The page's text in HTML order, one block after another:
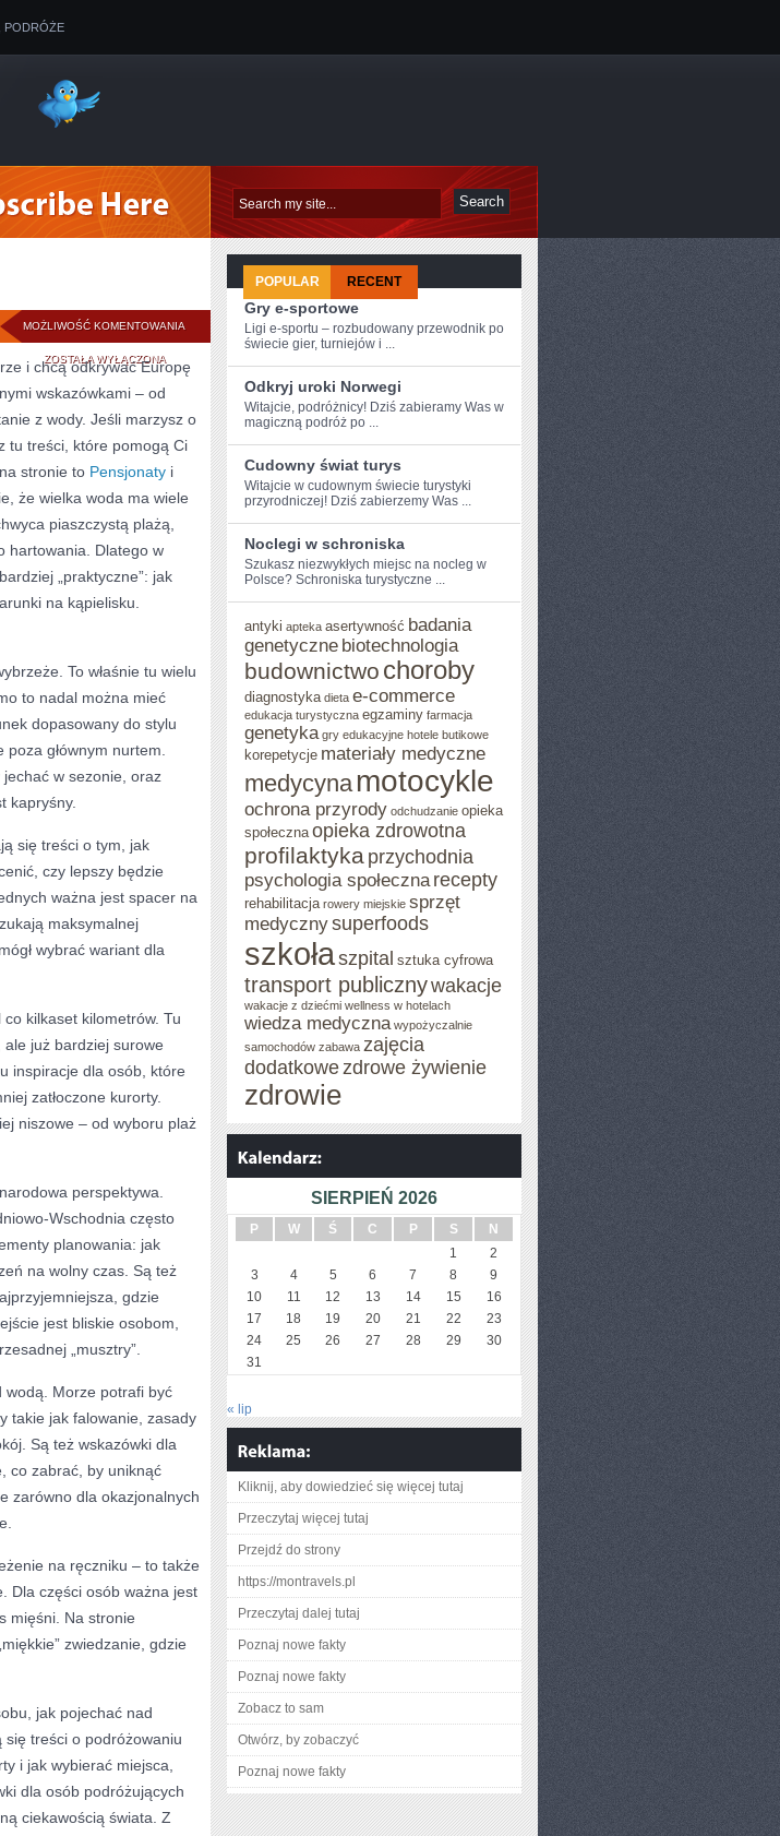
PODRÓŻE
MOŻLIWOŚĆ KOMENTOWANIA PLAŻE
PRZYJAZNE
ZWIERZAKOM
ZOSTAŁA WYŁĄCZONA
i chcą odkrywać Europę
wskazówkami – od
z wody. Jeśli marzysz o
tu treści, które pomogą Ci
stronie to Pensjonaty i
że wielka woda ma wiele
piaszczystą plażą,
hartowania. Dlatego w
„praktyczne”: jak
na kąpielisku.
To właśnie tu wielu
to nadal można mieć
dopasowany do stylu
głównym nurtem.
jechać w sezonie, oraz
kapryśny.
się treści o tym, jak
czy lepszy będzie
ważna jest spacer na
maksymalnej
wybrać wariant dla
kilkaset kilometrów. Tu
ale już bardziej surowe
inspiracje dla osób, które
zatłoczone kurorty.
niszowe – od wyboru plaż
perspektywa.
Wschodnia często
planowania: jak
na wolny czas. Są też
gdzie
jest bliskie osobom,
„musztry”.
wodą. Morze potrafi być
takie jak falowanie, zasady
Są też wskazówki dla
co zabrać, by uniknąć
zarówno dla okazjonalnych
na ręczniku – to także
Dla części osób ważna jest
mięśni. Na stronie
zwiedzanie, gdzie
jak pojechać nad
treści o podróżowaniu
i jak wybierać miejsca,
dla osób podróżujących
ciekawością świata. Z
POPULAR RECENT
Gry e-sportowe
Ligi e-sportu – rozbudowany przewodnik po
świecie gier, turniejów i ...
Odkryj uroki Norwegi
Witajcie, podróżnicy! Dziś ⁤zabieramy Was⁤ w
magiczną podróż po ...
Cudowny świat turys
Witajcie w cudownym świecie turystyki
przyrodniczej! Dziś zabierzemy Was ...
Noclegi w schroniska
Szukasz⁢ niezwykłych miejsc na nocleg w
Polsce? Schroniska ⁢turystyczne ...
antyki apteka asertywność badania
genetyczne biotechnologia
budownictwo choroby
diagnostyka dieta e-commerce
edukacja turystyczna egzaminy farmacja
genetyka gry edukacyjne hotele butikowe
korepetycje materiały medyczne
medycyna motocykle
ochrona przyrody odchudzanie opieka
społeczna opieka zdrowotna
profilaktyka przychodnia
psychologia społeczna recepty
rehabilitacja rowery miejskie sprzęt
medycznysuperfoods
szkołaszpital sztuka cyfrowa
transport publicznywakacje
wakacje z dziećmi wellness w hotelach
wiedza medyczna wypożyczalnie
samochodów zabawa zajęcia
dodatkowezdrowe żywienie
zdrowie
SIERPIEŃ 2026
P W Ś C P S
N
1
2
3
4 5 6 7 8
9
10
11 12 13 14 15
16
17
18 19 20 21 22
23
24
25 26 27 28 29
30
31
« lip
Kliknij, aby dowiedzieć się więcej tutaj
Przeczytaj więcej tutaj
Przejdź do strony
https://montravels.pl
Przeczytaj dalej tutaj
Poznaj nowe fakty
Poznaj nowe fakty
Zobacz to sam
Otwórz, by zobaczyć
Poznaj nowe fakty